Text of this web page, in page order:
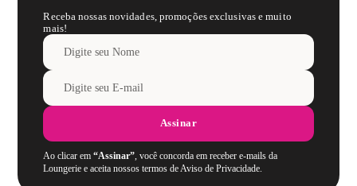
Receba nossas novidades, promoções exclusivas e muito
mais!
Assinar
Ao clicar em“Assinar”, você concorda em receber e-mails da
Loungerie e aceita nossos termos de Aviso de Privacidade.